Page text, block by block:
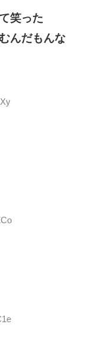
笑った
んだもんな